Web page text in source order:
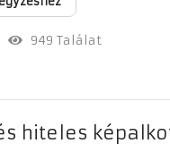
949 Találat
hiteles